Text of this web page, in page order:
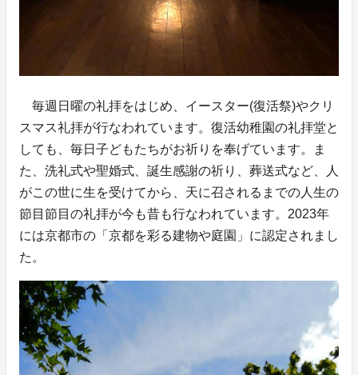
毎週日曜の礼拝をはじめ、イースター(復活祭)やクリ
スマス礼拝が行なわれています。復活幼稚園の礼拝堂と
しても、毎日子どもたちがお祈りを奉げています。ま
た、洗礼式や聖婚式、誕生感謝の祈り、葬送式など、人
がこの世に生を受けてから、天に召されるまでの人生の
節目節目の礼拝が今も昔も行なわれています。2023年
には京都市の「京都を彩る建物や庭園」に認定されまし
た。